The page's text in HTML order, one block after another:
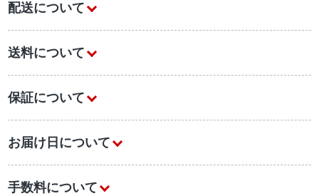
配送について
送料について
保証について
お届け日について
手数料について